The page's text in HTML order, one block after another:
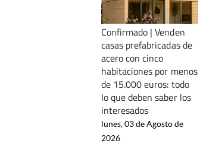
Confirmado | Venden
casas prefabricadas de
acero con cinco
habitaciones por menos
de 15.000 euros: todo
lo que deben saber los
interesados
lunes, 03 de Agosto de
2026